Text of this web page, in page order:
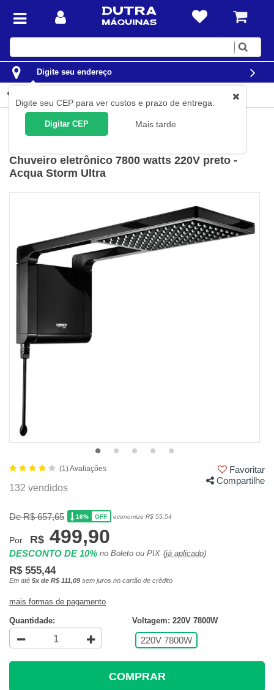
Digite
Digite seu endereço
Digite seu CEP para ver custos e prazo de entrega.
Digitar CEP Mais tarde
Chuveiros e Torneiras Elétricas
Chuveiro eletrônico 7800 watts 220V preto -
Acqua Storm Ultra
(1) Avaliações
Favoritar
132 vendidos
Compartilhe
De R$ 657,65 16% OFF economize R$ 55,54
Por R$ 499,90
DESCONTO DE 10% no Boleto ou PIX (já aplicado)
R$ 555,44
Em até 5x de R$ 111,09 sem juros no cartão de crédito
mais formas de pagamento
Quantidade: Voltagem: 220V 7800W
220V 7800W
COMPRAR